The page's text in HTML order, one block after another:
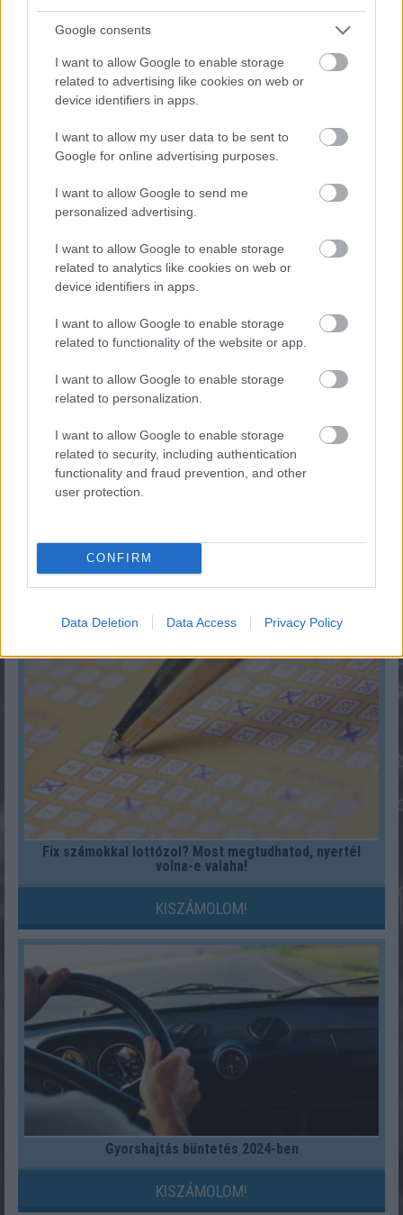
Google consents
I want to allow Google to enable storage
related to advertising like cookies on web or
device identifiers in apps.
I want to allow my user data to be sent to
Google for online advertising purposes.
I want to allow Google to send me
personalized advertising.
I want to allow Google to enable storage
related to analytics like cookies on web or
device identifiers in apps.
I want to allow Google to enable storage
related to functionality of the website or app.
I want to allow Google to enable storage
related to personalization.
I want to allow Google to enable storage
related to security, including authentication
functionality and fraud prevention, and other
user protection.
CONFIRM
Data Deletion Data Access Privacy Policy
2026.08.06. 13:05
És ezeket kiszámoltad már?
Mekkora állami nyugdíjra számíthatok?
Fix számokkal lottózol? Most megtudhatod, nyertél
volna-e valaha!
KISZÁMOLOM!
Gyorshajtás büntetés 2024-ben
KISZÁMOLOM!